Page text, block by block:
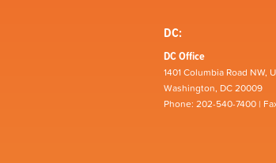
DC:
DC Office
1401 Columbia Road NW,
Washington, DC 20009
Phone: 202-540-7400 |